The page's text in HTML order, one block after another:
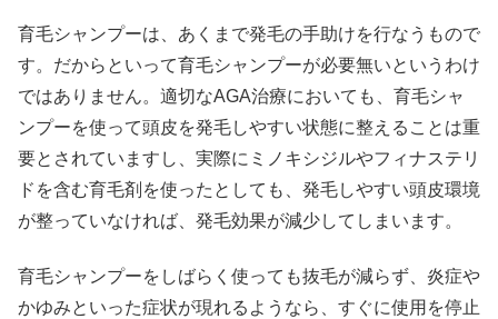
育毛シャンプーは、あくまで発毛の手助けを行なうもので
す。だからといって育毛シャンプーが必要無いというわけ
ではありません。適切なAGA治療においても、育毛シャ
ンプーを使って頭皮を発毛しやすい状態に整えることは重
要とされていますし、実際にミノキシジルやフィナステリ
ドを含む育毛剤を使ったとしても、発毛しやすい頭皮環境
が整っていなければ、発毛効果が減少してしまいます。
育毛シャンプーをしばらく使っても抜毛が減らず、炎症や
かゆみといった症状が現れるようなら、すぐに使用を停止